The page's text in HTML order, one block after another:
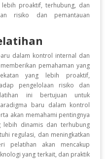
lebih proaktif, terhubung, dan
risiko dan pemantauan
dalam kontrol internal dan
pemahaman yang
yang lebih proaktif,
pengelolaan risiko dan
ini bertujuan untuk
baru dalam kontrol
akan memahami pentingnya
lebih dinamis dan terhubung
regulasi, dan meningkatkan
pelatihan akan mencakup
yang terkait, dan praktik